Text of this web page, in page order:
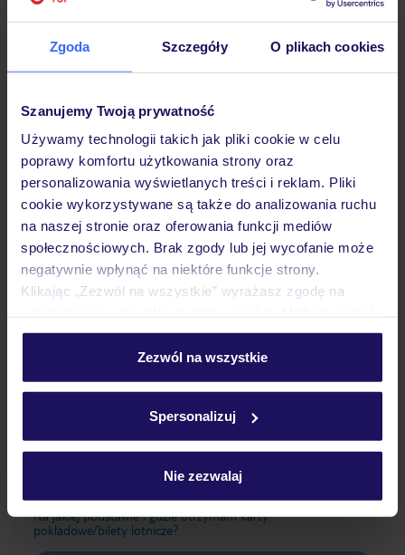
Zgoda Szczegóły O plikach cookies
Szanujemy Twoją prywatność
Używamy technologii takich jak pliki cookie w celu
poprawy komfortu użytkowania strony oraz
personalizowania wyświetlanych treści i reklam. Pliki
cookie wykorzystywane są także do analizowania ruchu
na naszej stronie oraz oferowania funkcji mediów
społecznościowych. Brak zgody lub jej wycofanie może
negatywnie wpłynąć na niektóre funkcje strony.
Klikając „Zezwól na wszystkie” wyrażasz zgodę na
personalizować swój wybór wchodząc w zakładkę
Szczegółowe informacje o plikach cookie znajdziesz
Zezwól na wszystkie
Spersonalizuj
Nie zezwalaj
Hotel
Pokoje
Wyżywienie
Atrakcje
Ważne informacje
Często zadawane pytania
Jak zmienić uczestników/osobę zgłaszającą?
Na jakiej podstawie i gdzie otrzymam karty
pokładowe/bilety lotnicze?